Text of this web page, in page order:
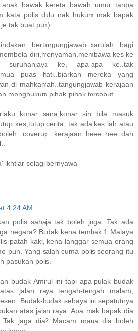
anak bawak kereta bawah umur tanpa
kata polis dulu nak hukum mak bapak
tak buat pun).
bertangungjawab..barulah bagi
diri,menyaman,membawa kes ke
suruhanjaya ke, apa-apa ke..tak
puas hati..biarkan mereka yang
di mahkamah..tangungjawab kerajaan
menghukum pihak-pihak tersebut.
konar sana,konar sini..bila masuk
kes,tutup cerita, tak ada kes lah atau
coverup kerajaan..heee..hee..dah
ikhtiar selagi bernyawa
4:24 AM
polis sahaja tak boleh juga. Tak ada
negara? Budak kena tembak 1 Malaya
patah kaki, kena langgar semua orang
pun. Yang salah cuma polis seorang itu
pasukan polis.
budak Amirul ini tapi apa pulak budak
jalan raya tengah-tengah malam,
Budak-budak sebaya ini sepatutnya
atas jalan raya. Apa mak bapak dia
jaga dia? Macam mana dia boleh